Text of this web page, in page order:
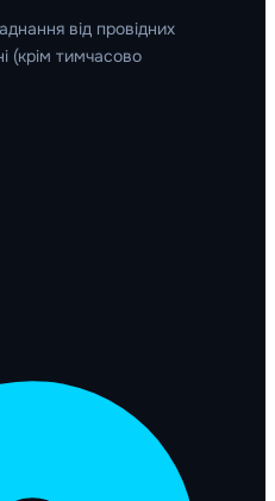
від провідних
(крім тимчасово